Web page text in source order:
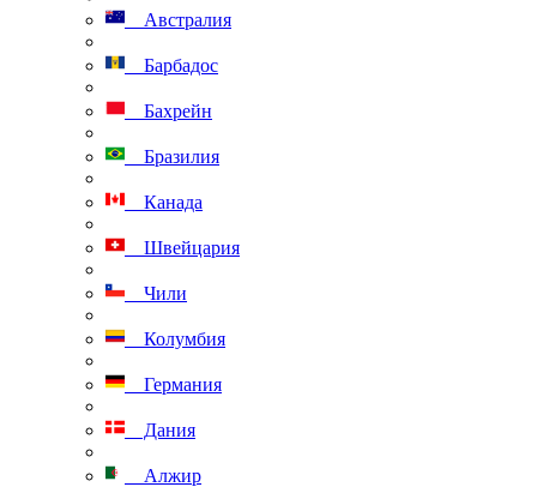
Австралия
Барбадос
Бахрейн
Бразилия
Канада
Швейцария
Чили
Колумбия
Германия
Дания
Алжир